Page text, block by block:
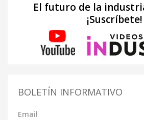
El futuro de la
¡Suscríbete!
BOLETÍN INFORMATIVO
Email